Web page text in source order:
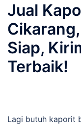
Jual
Siap,
Terbaik!
Lagi butuh kaporit